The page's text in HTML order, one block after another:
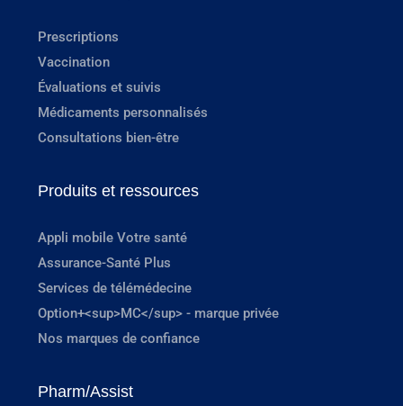
Prescriptions
Vaccination
Évaluations et suivis
Médicaments personnalisés
Consultations bien-être
Produits et ressources
Appli mobile Votre santé
Assurance-Santé Plus
Services de télémédecine
Option+<sup>MC</sup> - marque privée
Nos marques de confiance
Pharm/Assist